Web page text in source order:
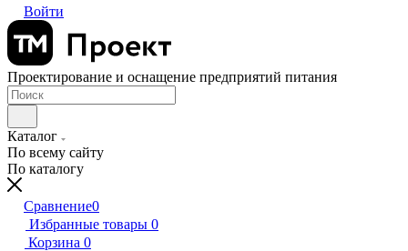
Войти
Проектирование и оснащение предприятий питания
Каталог
По всему сайту
По каталогу
Сравнение0
Избранные товары 0
Корзина 0